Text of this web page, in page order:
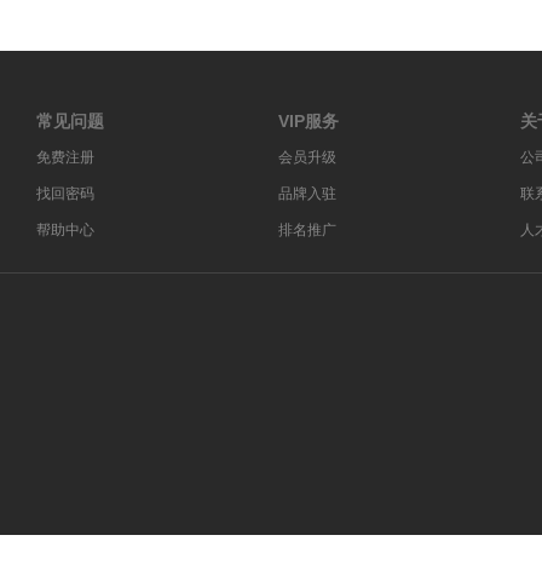
常见问题
免费注册
找回密码
帮助中心
VIP服务
会员升级
品牌入驻
排名推广
关
公
联
人